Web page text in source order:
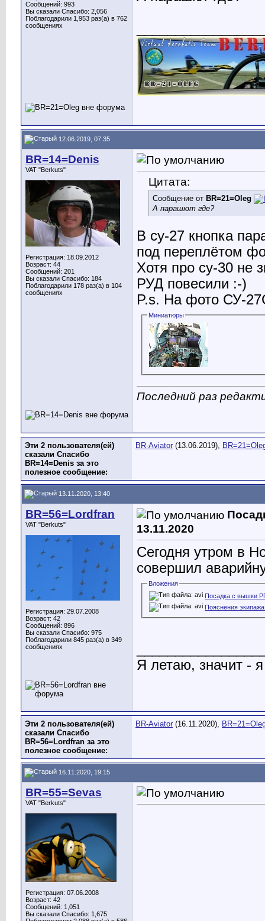
Сообщений: 993
Вы сказали Спасибо: 2,056
Поблагодарили 1,953 раз(а) в 762
сообщениях
12.06.2019, 07:35
BR=14=Denis
VAT "Berkuts"
Регистрация: 18.09.2012
Возраст: 44
Сообщений: 201
Вы сказали Спасибо: 184
Поблагодарили 178 раз(а) в 104
сообщениях
Цитата:
Сообщение от BR=21=Oleg
А парашют где?
В су-27 кнопка
под переплётом
Хотя про су-30 не
РУД повесили :-)
P.s. На фото СУ-
Миниатюры
Последний раз
Эти 2 пользователя(ей)
сказали Спасибо
BR=14=Denis за это
полезное сообщение:
BR-Aviator (13.06.2019),
13.11.2020, 13:40
BR=56=Lordfran
VAT "Berkuts"
Регистрация: 29.07.2008
Возраст: 42
Сообщений: 896
Вы сказали Спасибо: 975
Поблагодарили 845 раз(а) в 349
сообщениях
13.11.2020
Сегодня утром в
совершил
Вложения
Посадка с вышки
Пояснения
Я летаю, значит - я
Эти 2 пользователя(ей)
сказали Спасибо
BR=56=Lordfran за это
полезное сообщение:
BR-Aviator (16.11.2020),
16.11.2020, 19:15
BR=55=Sevas
VAT "Berkuts"
Регистрация: 07.06.2008
Возраст: 42
Сообщений: 1,051
Вы сказали Спасибо: 1,675